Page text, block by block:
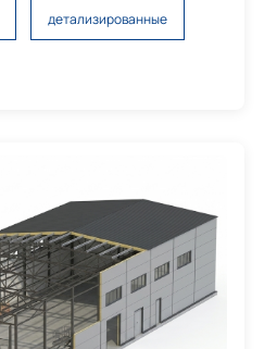
детализированные